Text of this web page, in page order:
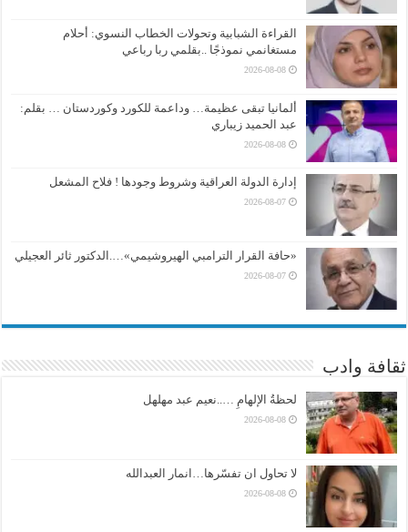
القراءة الشبابية وتحولات الخطاب النسوي: أحلام
مستغانمي نموذجًا ..بقلمي ربا رباعي
2026-08-08
ألمانيا تبقى عظيمة… وداعمة للكورد وكوردستان … بقلم:
عبد الحميد زيباري
2026-08-08
إدارة الدولة العراقية وشروط وجودها ! فلاح المشعل
2026-08-07
«حافة القرار الترامبي الهيروشيمي»….الدكتور ثائر العجيلي
2026-08-07
ثقافة وادب
لحظةُ الإلهامِ …..نعيم عبد مهلهل
2026-08-08
لا تحاول ان تفسّرها…انمار العبدالله
2026-08-08